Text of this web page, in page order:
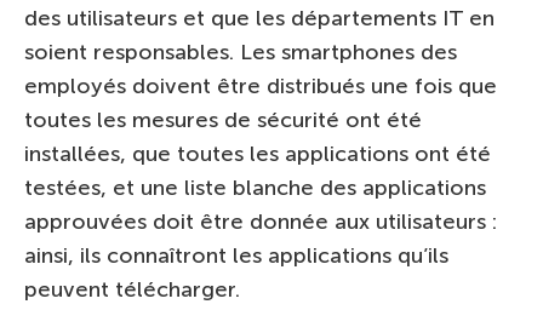
des utilisateurs et que les départements IT en
soient responsables. Les smartphones des
employés doivent être distribués une fois que
toutes les mesures de sécurité ont été
installées, que toutes les applications ont été
testées, et une liste blanche des applications
approuvées doit être donnée aux utilisateurs :
ainsi, ils connaîtront les applications qu’ils
peuvent télécharger.